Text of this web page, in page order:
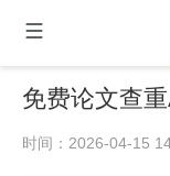
免费论文查
时间：2026-04-15